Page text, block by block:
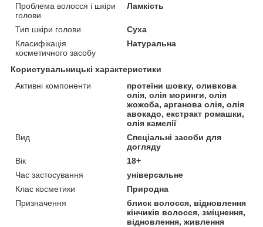
Проблема волосся і шкіри
голови
Ламкість
Тип шкіри голови
Суха
Класифікація
косметичного засобу
Натуральна
Користувальницькі характеристики
Активні компоненти
протеїни шовку, оливкова
олія, олія моринги, олія
жожоба, арганова олія, олія
авокадо, екстракт ромашки,
олія камелії
Вид
Спеціальні засоби для
догляду
Вік
18+
Час застосування
універсальне
Клас косметики
Природна
Призначення
блиск волосся, відновлення
кінчиків волосся, зміцнення,
відновлення, живлення